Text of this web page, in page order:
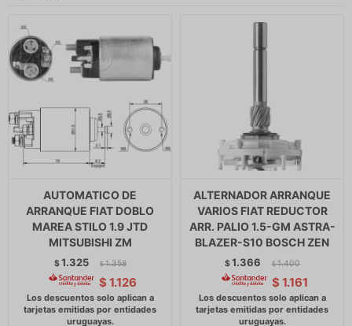
AUTOMATICO DE
ARRANQUE FIAT DOBLO
MAREA STILO 1.9 JTD
MITSUBISHI ZM
$1.325 $ 1.358
$ 1.126
ALTERNADOR ARRANQUE
VARIOS FIAT REDUCTOR
ARR. PALIO 1.5-GM ASTRA-
BLAZER-S10 BOSCH ZEN
$1.366 $ 1.400
$ 1.161